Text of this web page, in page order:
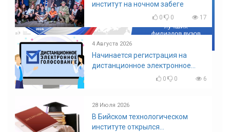
институт на ночном забеге
0 0 17
4 Августа 2026
Начинается регистрация на
дистанционное электронное
голосование на выборы!
0 0 6
28 Июля 2026
В Бийском технологическом
институте открылся